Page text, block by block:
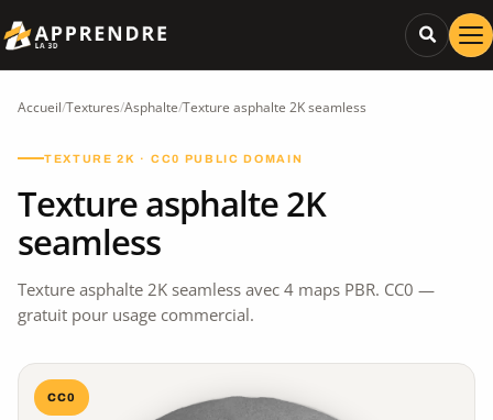
Accueil/Textures/Asphalte/Texture asphalte 2K seamless
TEXTURE 2K · CC0 PUBLIC DOMAIN
Texture asphalte 2K
seamless
Texture asphalte 2K seamless avec 4 maps PBR. CC0 —
gratuit pour usage commercial.
CC0